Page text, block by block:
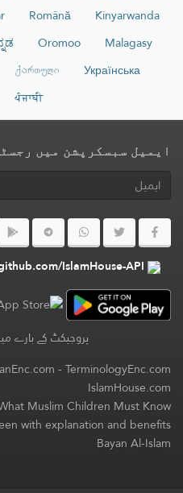
Kinyarwanda
Română
Malagasy
Oromoo
Українська
ქართული
ਪੰਜਾਬੀ
ایمیل سبسکرپشن میں
IslamHouse-API
پروجیکٹ کے بارے
-TerminologyEnc.com
IslamHouse.com
Muslim Children Must Know
with explanation and benefits
Bayan Al-Islam